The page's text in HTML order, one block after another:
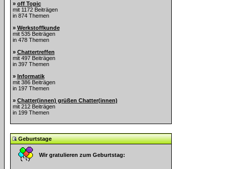
» off Topic
mit 1172 Beiträgen
in 874 Themen
» Werkstoffkunde
mit 535 Beiträgen
in 478 Themen
» Chattertreffen
mit 497 Beiträgen
in 397 Themen
» Informatik
mit 386 Beiträgen
in 197 Themen
» Chatter(innen) grüßen Chatter(innen)
mit 212 Beiträgen
in 199 Themen
Geburtstage
Wir gratulieren zum Geburtstag: